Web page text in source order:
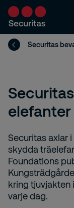
Securitas axlar
skydda
Foundations
kring tjuvjakten
varje dag.